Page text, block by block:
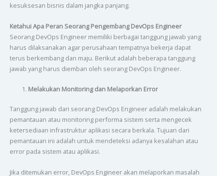
kesuksesan bisnis dalam jangka panjang.
Ketahui Apa Peran Seorang Pengembang DevOps Engineer
Seorang DevOps Engineer memiliki berbagai tanggung jawab yang
harus dilaksanakan agar perusahaan tempatnya bekerja dapat
terus berkembang dan maju. Berikut adalah beberapa tanggung
jawab yang harus diemban oleh seorang DevOps Engineer.
Melakukan Monitoring dan Melaporkan Error
Tanggung jawab dari seorang DevOps Engineer adalah melakukan
pemantauan atau monitoring performa sistem serta mengecek
ketersediaan infrastruktur aplikasi secara berkala. Tujuan dari
pemantauan ini adalah untuk mendeteksi adanya kesalahan atau
error pada sistem atau aplikasi.
Jika ditemukan error, DevOps Engineer akan melaporkan masalah